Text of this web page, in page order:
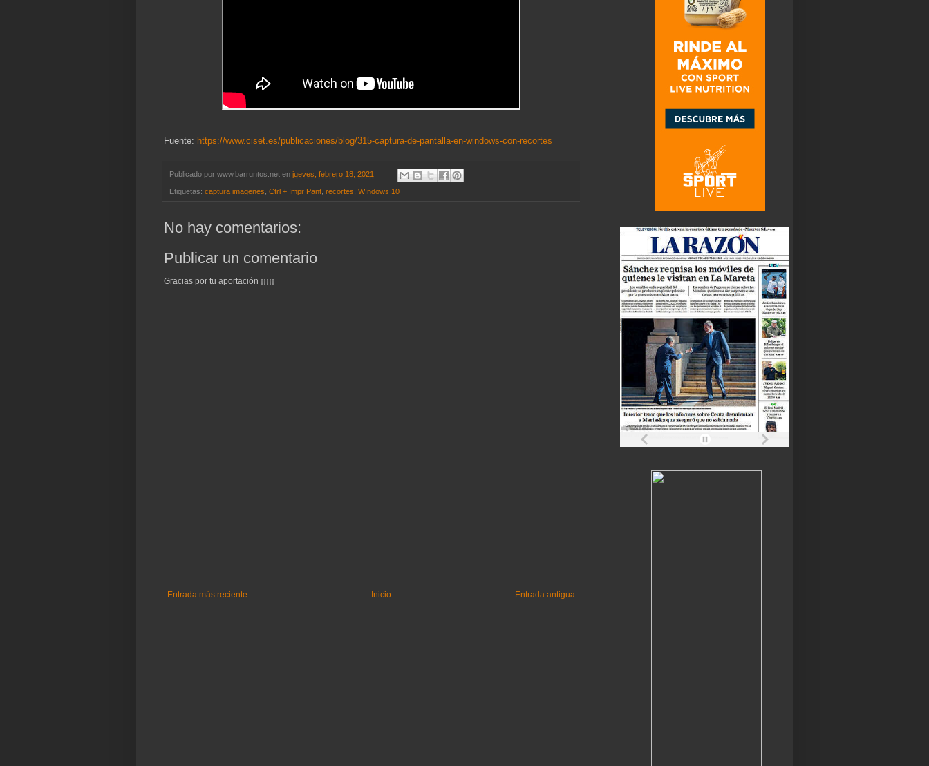
Fuente: https://www.ciset.es/publicaciones/blog/315-captura-de-pantalla-en-windows-con-recortes
Publicado por www.barruntos.net en jueves, febrero 18, 2021
Etiquetas: captura imagenes Ctrl + Impr Pant recortes WIndows 10
No hay comentarios:
Publicar un comentario
Gracias por tu aportación ¡¡¡¡¡
Entrada más reciente Entrada antigua
Inicio